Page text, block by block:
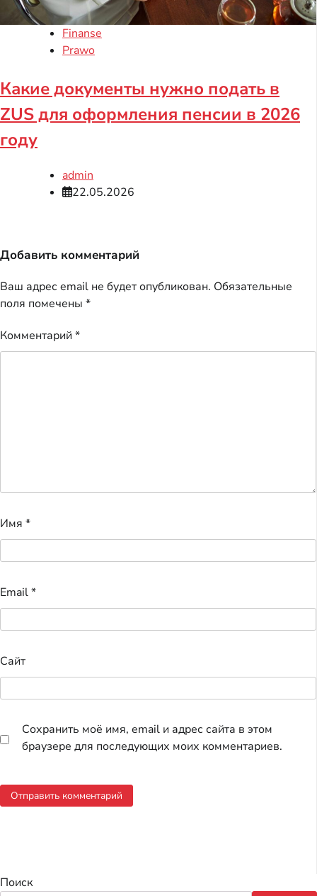
Finanse
Prawo
Какие документы нужно подать в
ZUS для оформления пенсии в 2026
году
admin
22.05.2026
Добавить комментарий
Ваш адрес email не будет опубликован. Обязательные
поля помечены *
Комментарий *
Имя *
Email*
Сайт
Сохранить моё имя, email и адрес сайта в этом
браузере для последующих моих комментариев.
Поиск